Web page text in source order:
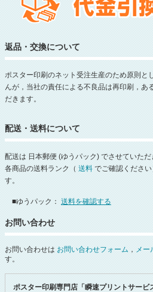
返品・交換について
ポスター印刷のネット受注生産のため原則と
んが，当社の責任による不良品は再印刷，あ
だきます。
配送・送料について
配送は 日本郵便 (ゆうパック) でさせていただ
各商品の送料ランク（ 送料 でご確認くださ
す。
■ゆうパック： 送料を確認する
お問い合わせ
お問い合わせは お問い合わせフォーム ， メー
す。
ポスター印刷専門店「瞬速プリントサービ